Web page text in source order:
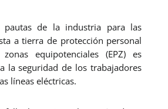
pautas de la industria para las
a tierra de protección personal
equipotenciales (EPZ) es
la seguridad de los trabajadores
líneas eléctricas.